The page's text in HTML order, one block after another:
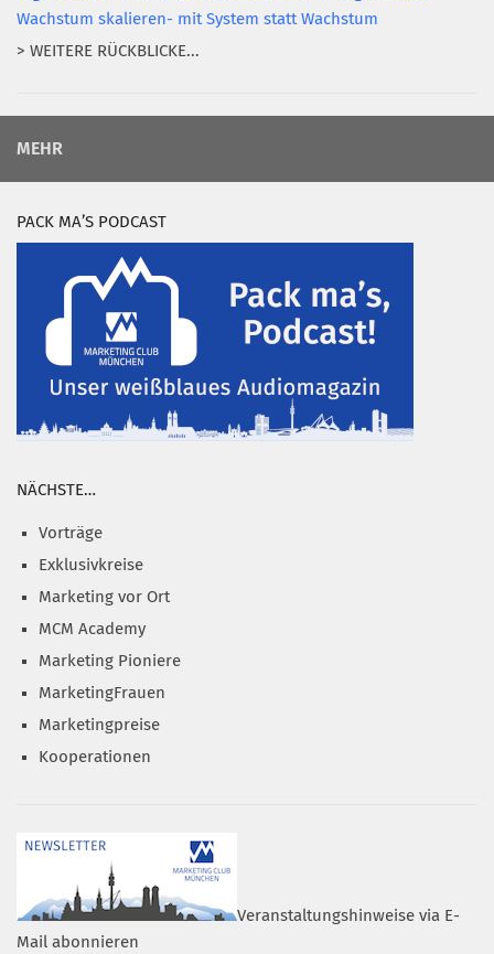
Wachstum skalieren- mit System statt Wachstum
> WEITERE RÜCKBLICKE...
MEHR
PACK MA’S PODCAST
NÄCHSTE…
Vorträge
Exklusivkreise
Marketing vor Ort
MCM Academy
Marketing Pioniere
MarketingFrauen
Marketingpreise
Kooperationen
Veranstaltungshinweise via E-
Mail abonnieren